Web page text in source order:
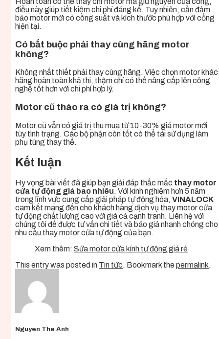
điều này giúp tiết kiệm chi phí đáng kể. Tuy nhiên, cần đảm
bảo motor mới có công suất và kích thước phù hợp với cổng
hiện tại.
Có bắt buộc phải thay cùng hãng motor
không?
Không nhất thiết phải thay cùng hãng. Việc chọn motor khác
hãng hoàn toàn khả thi, thậm chí có thể nâng cấp lên công
nghệ tốt hơn với chi phí hợp lý.
Motor cũ tháo ra có giá trị không?
Motor cũ vẫn có giá trị thu mua từ 10-30% giá motor mới
tùy tình trạng. Các bộ phận còn tốt có thể tái sử dụng làm
phụ tùng thay thế.
Kết luận
Hy vọng bài viết đã giúp bạn giải đáp thắc mắc thay motor
cửa tự động giá bao nhiêu. Với kinh nghiệm hơn 5 năm
trong lĩnh vực cung cấp giải pháp tự động hóa, VINALOCK
cam kết mang đến cho khách hàng dịch vụ thay motor cửa
tự động chất lượng cao với giá cả cạnh tranh. Liên hệ với
chúng tôi để được tư vấn chi tiết và báo giá nhanh chóng cho
nhu cầu thay motor cửa tự động của bạn.
Xem thêm: Sửa motor cửa kính tự động giá rẻ
This entry was posted in Tin tức. Bookmark thepermalink.
Nguyen The Anh